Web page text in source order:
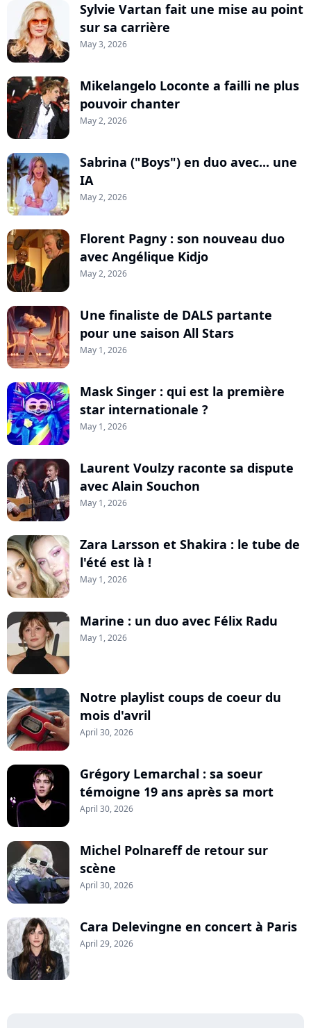
Sylvie Vartan fait une mise au point
sur sa carrière
May 3, 2026
Mikelangelo Loconte a failli ne plus
pouvoir chanter
May 2, 2026
Sabrina ("Boys") en duo avec... une
IA
May 2, 2026
Florent Pagny : son nouveau duo
avec Angélique Kidjo
May 2, 2026
Une finaliste de DALS partante
pour une saison All Stars
May 1, 2026
Mask Singer : qui est la première
star internationale ?
May 1, 2026
Laurent Voulzy raconte sa dispute
avec Alain Souchon
May 1, 2026
Zara Larsson et Shakira : le tube de
l'été est là !
May 1, 2026
Marine : un duo avec Félix Radu
May 1, 2026
Notre playlist coups de coeur du
mois d'avril
April 30, 2026
Grégory Lemarchal : sa soeur
témoigne 19 ans après sa mort
April 30, 2026
Michel Polnareff de retour sur
scène
April 30, 2026
Cara Delevingne en concert à Paris
April 29, 2026